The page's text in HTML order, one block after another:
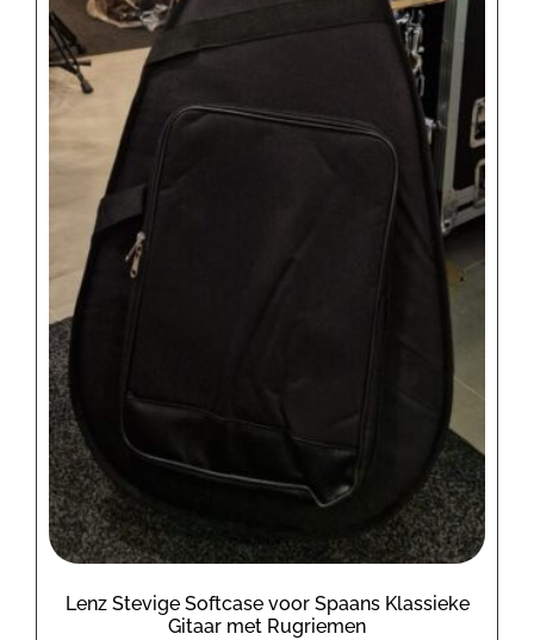
Lenz Stevige Softcase voor Spaans Klassieke
Gitaar met Rugriemen